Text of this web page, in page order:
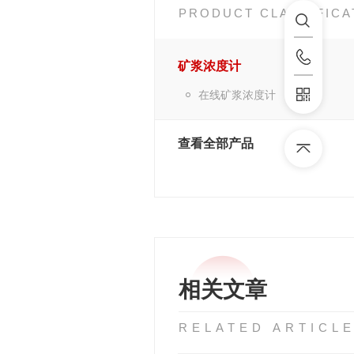
PRODUCT
矿浆浓度计
在线矿浆浓度计
查看全部产品
相关文章
RELATED